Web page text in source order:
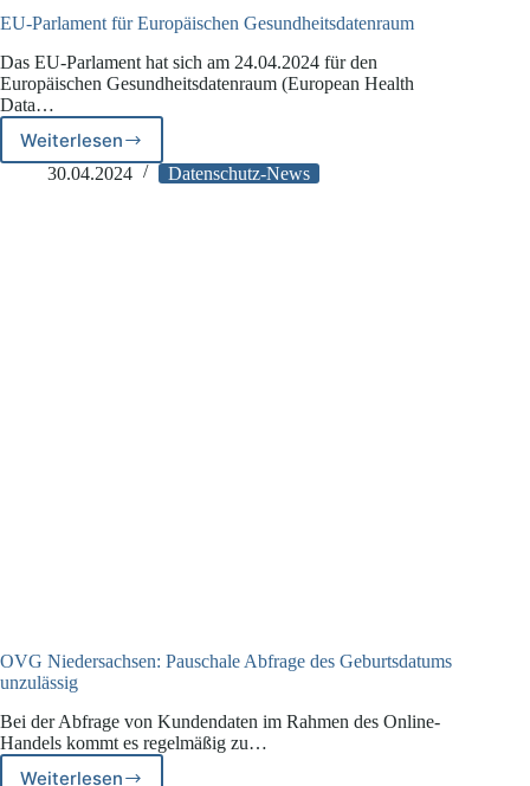
EU-Parlament für Europäischen Gesundheitsdatenraum
Das EU-Parlament hat sich am 24.04.2024 für den
Europäischen Gesundheitsdatenraum (European Health
Data…
Weiterlesen
EU-
Parlament
30.04.2024 Datenschutz-News
OVG Niedersachsen: Pauschale Abfrage des Geburtsdatums
unzulässig
Bei der Abfrage von Kundendaten im Rahmen des Online-
Handels kommt es regelmäßig zu…
Weiterlesen